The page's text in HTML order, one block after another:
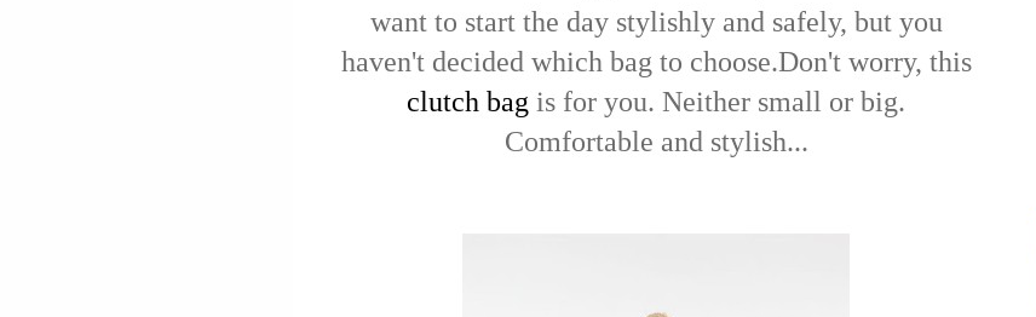
want to start the day stylishly and safely, but you
haven't decided which bag to choose.Don't worry, this
clutch bag is for you. Neither small or big.
Comfortable and stylish...